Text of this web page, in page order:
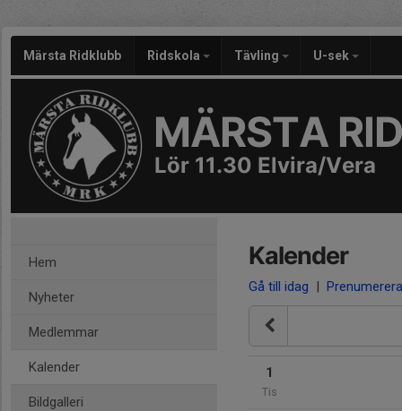
Märsta Ridklubb Ridskola Tävling U-sek
MÄRSTA
Lör 11.30 Elvira/Vera
Hem
Nyheter
Medlemmar
Kalender
Bildgalleri
Kalender
Gå till idag | Prenumerera
1
Tis